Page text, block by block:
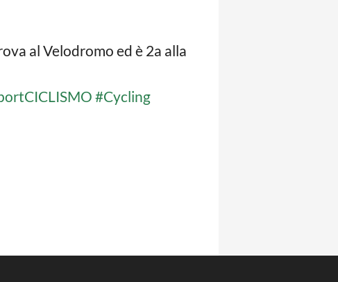
al Velodromo ed è 2a alla
#Cycling